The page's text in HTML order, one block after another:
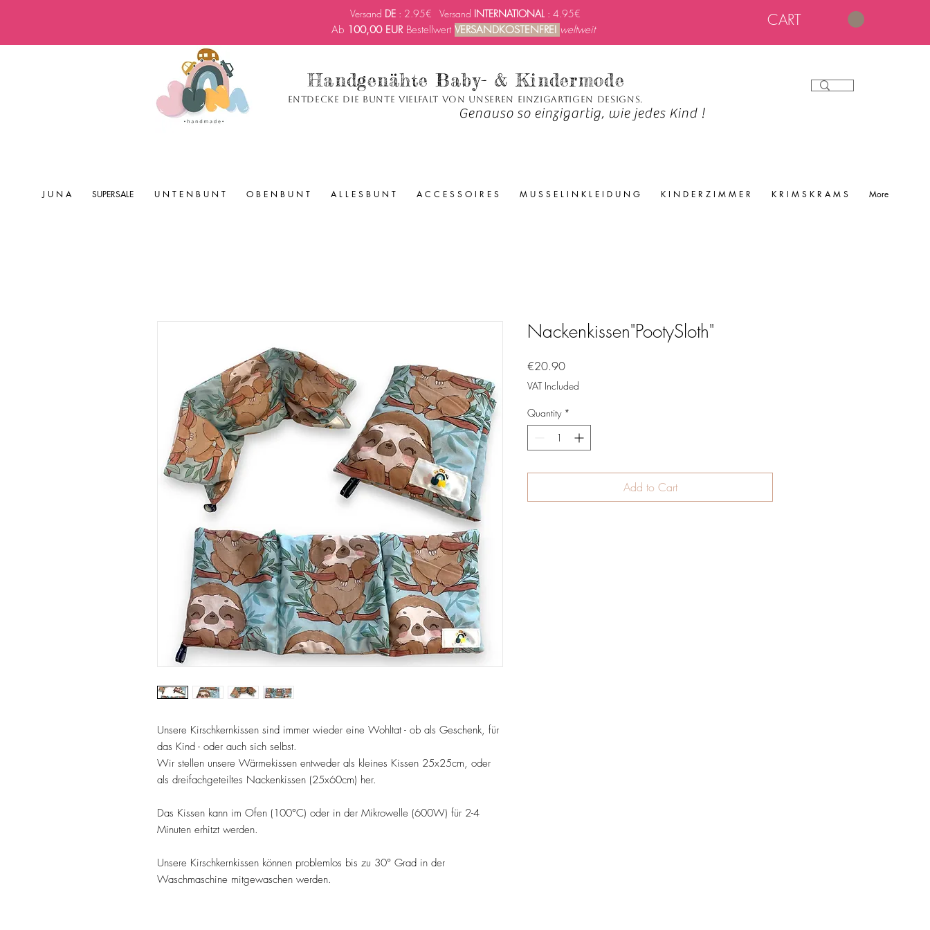
CART
Versand DE : 2.95€ Versand INTERNATIONAL : 4.95€
Ab 100,00 EURBestellwert VERSANDKOSTENFREI weltweit
Handgenähte Baby- & Kindermode
Entdecke die bunte Vielfalt von unseren einzigartigen Designs.
Genauso so einzigartig, wie jedes Kind !
J U N A SUPERSALE U N T E N B U N T O B E N B U N T A L L E S B U N T A C C E S S O I R E S M U S S E L I N K L E I D U N G K I N D E R Z I M M E R K R I M S K R A M S More
Unsere Kirschkernkissen sind immer wieder eine Wohltat - ob als Geschenk, für
das Kind - oder auch sich selbst.
Wir stellen unsere Wärmekissen entweder als kleines Kissen 25x25cm, oder
als dreifachgeteiltes Nackenkissen (25x60cm) her.
Das Kissen kann im Ofen (100°C) oder in der Mikrowelle (600W) für 2-4
Minuten erhitzt werden.
Unsere Kirschkernkissen können problemlos bis zu 30° Grad in der
Waschmaschine mitgewaschen werden.
Nackenkissen"PootySloth"
€20.90Price
VAT Included
Quantity *
Add to Cart